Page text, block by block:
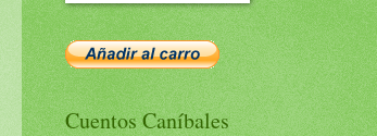
Cuentos Caníbales